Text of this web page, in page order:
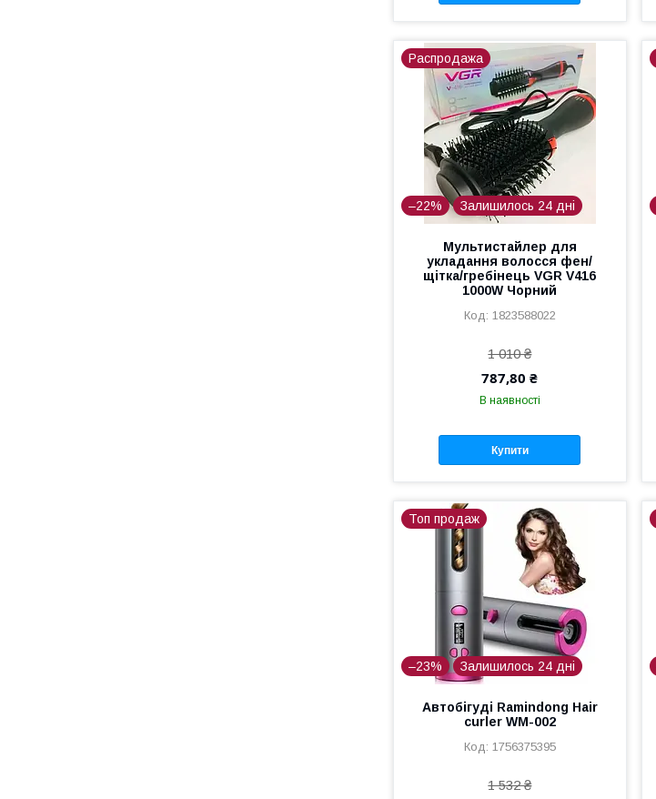
Распродажа
–22% Залишилось 24 дні
Мультистайлер для
укладання волосся фен/
щітка/гребінець VGR V416
1000W Чорний
1823588022
1 010 ₴
787,80 ₴
В наявності
Купити
Топ продаж
–23% Залишилось 24 дні
Автобігуді Ramindong Hair
curler WM-002
1756375395
1 532 ₴